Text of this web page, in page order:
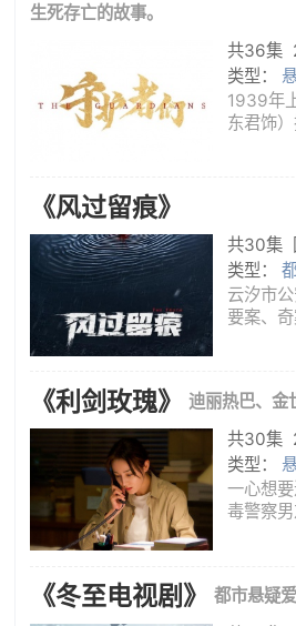
生死存亡的故事。
共36集
类型：
1939年
东君饰
雇来冒
了这场
《风过留痕》
共30集
类型：
云汐市
要案、
轻、专业
精于推
捕手
《利剑玫瑰》
迪丽热巴、金
共30集
类型：
一心想
毒警察
任。为了
《冬至电视剧》
都市悬疑